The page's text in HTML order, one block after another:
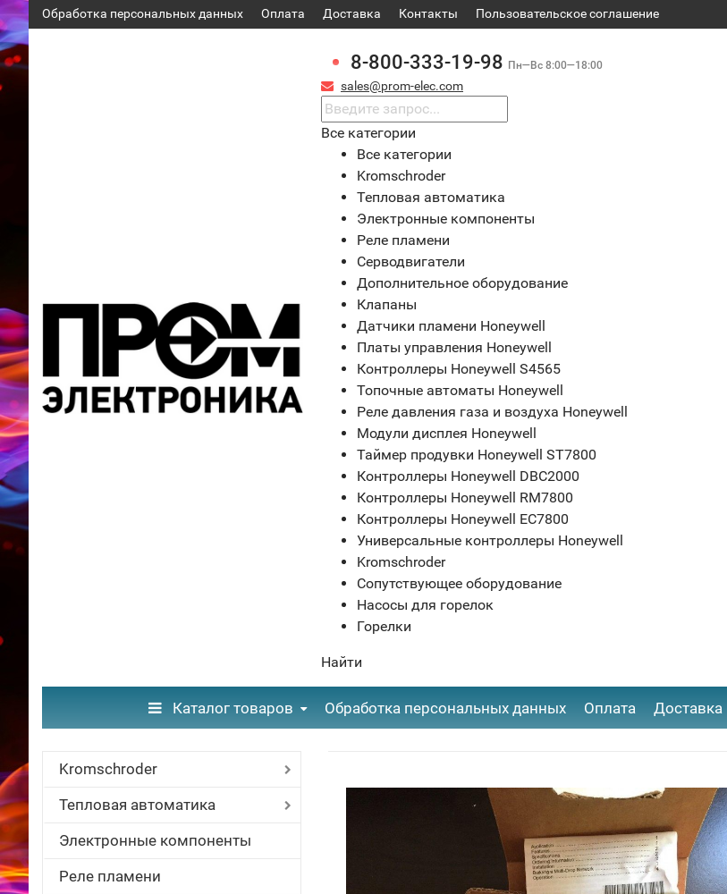
Обработка персональных данных Оплата Доставка Контакты ​Пользовательское соглашение
8-800-333-19-98 Пн—Вс 8:00—18:00
sales@prom-elec.com
Все категории
Все категории
Kromschroder
Тепловая автоматика
Электронные компоненты
Реле пламени
Серводвигатели
Дополнительное оборудование
Клапаны
Датчики пламени Honeywell
Платы управления Honeywell
Контроллеры Honeywell S4565
Топочные автоматы Honeywell
Реле давления газа и воздуха Honeywell
Модули дисплея Honeywell
Таймер продувки Honeywell ST7800
Контроллеры Honeywell DBC2000
Контроллеры Honeywell RM7800
Контроллеры Honeywell EC7800
Универсальные контроллеры Honeywell
Kromschroder
Сопутствующее оборудование
Насосы для горелок
Горелки
Найти
Каталог товаров Обработка персональных данных Оплата Доставка
Kromschroder
Тепловая автоматика
Электронные компоненты
Реле пламени